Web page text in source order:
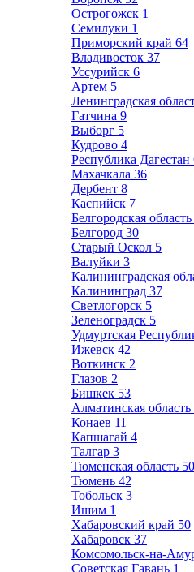
Острогожск 1
Семилуки 1
Приморский край 64
Владивосток 37
Уссурийск 6
Артем 5
Ленинградская
Гатчина 9
Выборг 5
Кудрово 4
Республика Дагестан
Махачкала 36
Дербент 8
Каспийск 7
Белгородская область
Белгород 30
Старый Оскол 5
Валуйки 3
Калининградская
Калининград 37
Светлогорск 5
Зеленоградск 5
Удмуртская
Ижевск 42
Воткинск 2
Глазов 2
Бишкек 53
Алматинская область
Конаев 11
Капшагай 4
Талгар 3
Тюменская область 50
Тюмень 42
Тобольск 3
Ишим 1
Хабаровский край 50
Хабаровск 37
Комсомольск-на-
Советская Гавань 1